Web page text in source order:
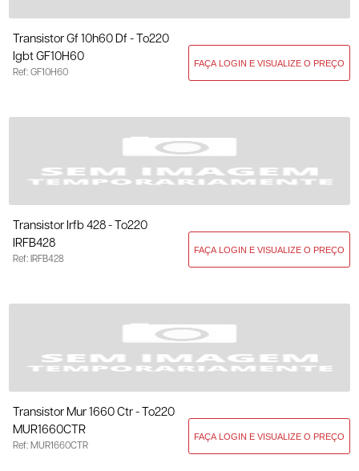
Transistor Gf 10h60 Df - To220
Igbt GF10H60
Ref: GF10H60
Transistor Irfb 428 - To220
IRFB428
Ref: IRFB428
Transistor Mur 1660 Ctr - To220
MUR1660CTR
Ref: MUR1660CTR